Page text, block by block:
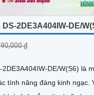
2DE3A404IW-DE/
₫
DE/W(S6) là
đáng kinh ngạc. Với độ phân